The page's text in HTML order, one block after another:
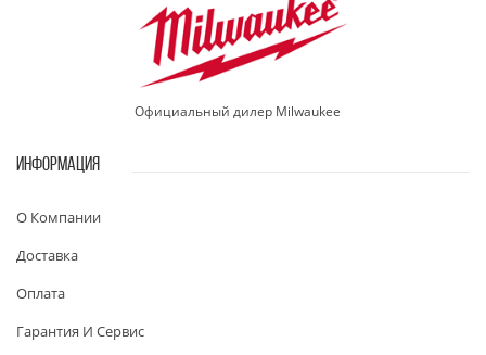
Официальный дилер Milwaukee
ИНФОРМАЦИЯ
О Компании
Доставка
Оплата
Гарантия И Сервис